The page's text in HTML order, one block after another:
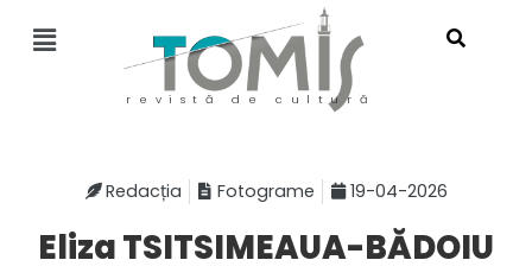
revistă de cultură
Redacția Fotograme 19-04-2026
Eliza TSITSIMEAUA-BĂDOIU